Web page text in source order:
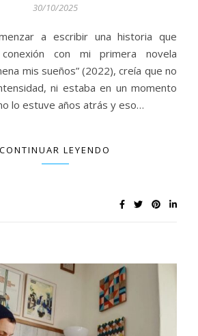
30/10/2025
a escribir una historia que
con mi primera novela
mis sueños” (2022), creía que no
ni estaba en un momento
lo estuve años atrás y eso…
CONTINUAR LEYENDO